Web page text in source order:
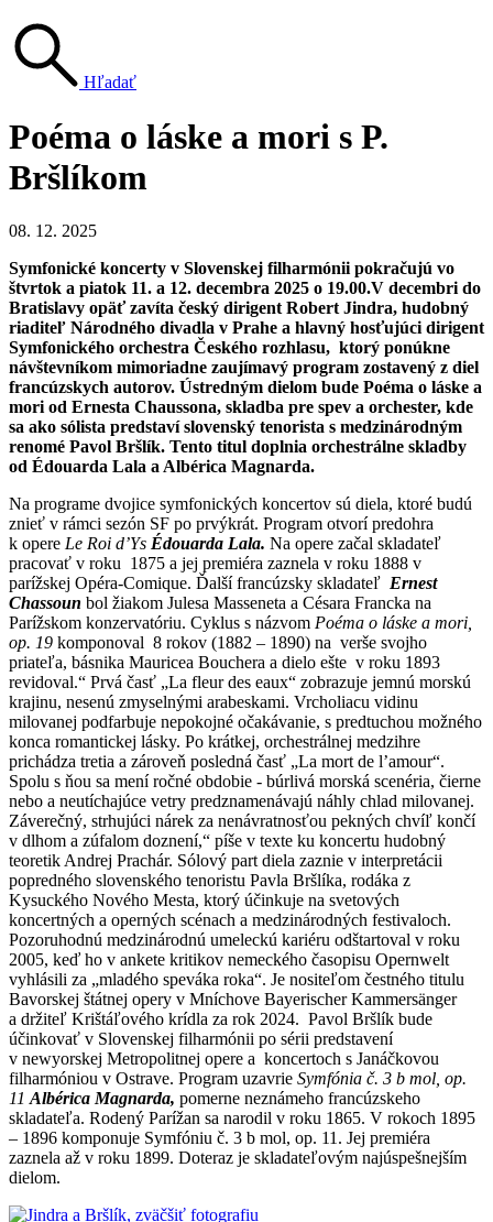
Hľadať
Poéma o láske a mori s P.
Bršlíkom
08. 12. 2025
Symfonické koncerty v Slovenskej filharmónii pokračujú vo
štvrtok a piatok 11. a 12. decembra 2025 o 19.00.V decembri do
Bratislavy opäť zavíta český dirigent Robert Jindra, hudobný
riaditeľ Národného divadla v Prahe a hlavný hosťujúci dirigent
Symfonického orchestra Českého rozhlasu, ktorý ponúkne
návštevníkom mimoriadne zaujímavý program zostavený z diel
francúzskych autorov. Ústredným dielom bude Poéma o láske a
mori od Ernesta Chaussona, skladba pre spev a orchester, kde
sa ako sólista predstaví slovenský tenorista s medzinárodným
renomé Pavol Bršlík. Tento titul doplnia orchestrálne skladby
od Édouarda Lala a Albérica Magnarda.
Na programe dvojice symfonických koncertov sú diela, ktoré budú
znieť v rámci sezón SF po prvýkrát. Program otvorí predohra
k opere Le Roi d’Ys Édouarda Lala. Na opere začal skladateľ
pracovať v roku 1875 a jej premiéra zaznela v roku 1888 v
parížskej Opéra-Comique. Ďalší francúzsky skladateľ Ernest
Chassoun bol žiakom Julesa Masseneta a Césara Francka na
Parížskom konzervatóriu. Cyklus s názvom Poéma o láske a mori,
op. 19 komponoval 8 rokov (1882 – 1890) na verše svojho
priateľa, básnika Mauricea Bouchera a dielo ešte v roku 1893
revidoval.“ Prvá časť „La fleur des eaux“ zobrazuje jemnú morskú
krajinu, nesenú zmyselnými arabeskami. Vrcholiacu vidinu
milovanej podfarbuje nepokojné očakávanie, s predtuchou možného
konca romantickej lásky. Po krátkej, orchestrálnej medzihre
prichádza tretia a zároveň posledná časť „La mort de l’amour“.
Spolu s ňou sa mení ročné obdobie - búrlivá morská scenéria, čierne
nebo a neutíchajúce vetry predznamenávajú náhly chlad milovanej.
Záverečný, strhujúci nárek za nenávratnosťou pekných chvíľ končí
v dlhom a zúfalom doznení,“ píše v texte ku koncertu hudobný
teoretik Andrej Prachár. Sólový part diela zaznie v interpretácii
popredného slovenského tenoristu Pavla Bršlíka, rodáka z
Kysuckého Nového Mesta, ktorý účinkuje na svetových
koncertných a operných scénach a medzinárodných festivaloch.
Pozoruhodnú medzinárodnú umeleckú kariéru odštartoval v roku
2005, keď ho v ankete kritikov nemeckého časopisu Opernwelt
vyhlásili za „mladého speváka roka“. Je nositeľom čestného titulu
Bavorskej štátnej opery v Mníchove Bayerischer Kammersänger
a držiteľ Krištáľového krídla za rok 2024. Pavol Bršlík bude
účinkovať v Slovenskej filharmónii po sérii predstavení
v newyorskej Metropolitnej opere a koncertoch s Janáčkovou
filharmóniou v Ostrave. Program uzavrie Symfónia č. 3 b mol, op.
11 Albérica Magnarda, pomerne neznámeho francúzskeho
skladateľa. Rodený Parížan sa narodil v roku 1865. V rokoch 1895
– 1896 komponuje Symfóniu č. 3 b mol, op. 11. Jej premiéra
zaznela až v roku 1899. Doteraz je skladateľovým najúspešnejším
dielom.